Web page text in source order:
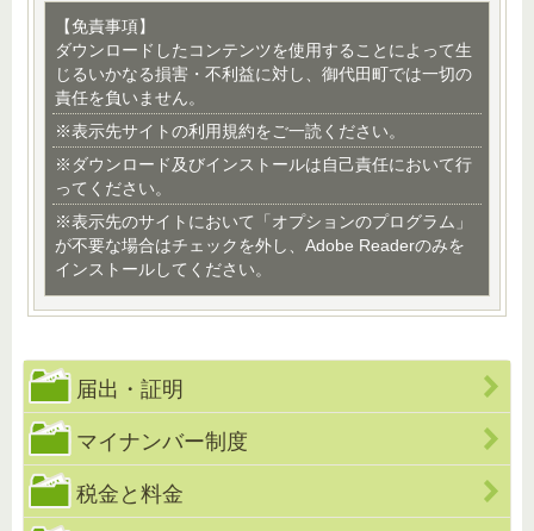
【免責事項】
ダウンロードしたコンテンツを使用することによって生
じるいかなる損害・不利益に対し、御代田町では一切の
責任を負いません。
※表示先サイトの利用規約をご一読ください。
※ダウンロード及びインストールは自己責任において行
ってください。
※表示先のサイトにおいて「オプションのプログラム」
が不要な場合はチェックを外し、Adobe Readerのみを
インストールしてください。
届出・証明
マイナンバー制度
税金と料金